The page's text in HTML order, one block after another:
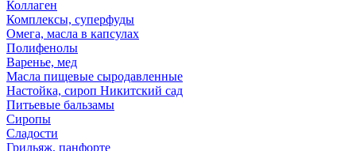
Коллаген
Комплексы, суперфуды
Омега, масла в капсулах
Полифенолы
Варенье, мед
Масла пищевые сыродавленные
Настойка, сироп Никитский сад
Питьевые бальзамы
Сиропы
Сладости
Грильяж, панфорте